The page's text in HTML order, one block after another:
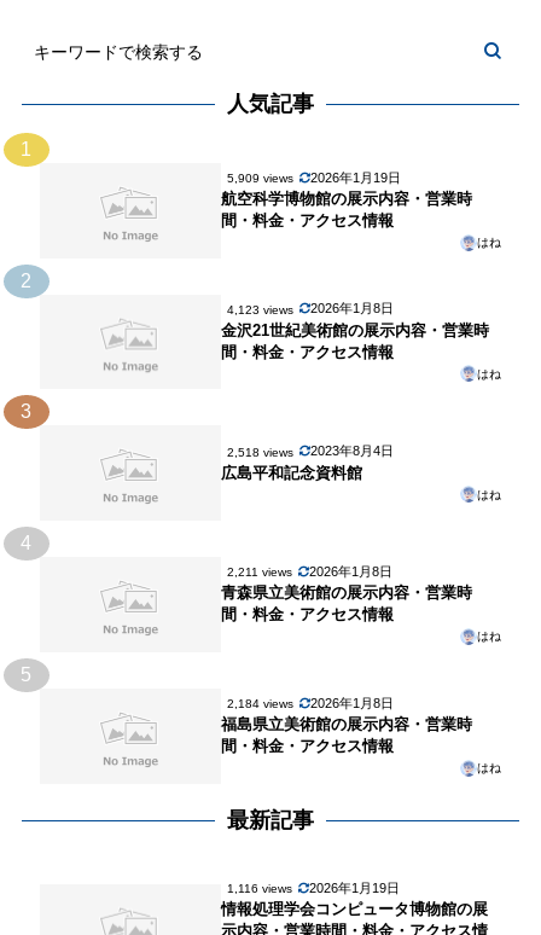
人気記事
1
5,909 views 2026年1月19日
航空科学博物館の展示内容・営業時
間・料金・アクセス情報
はね
2
4,123 views 2026年1月8日
金沢21世紀美術館の展示内容・営業時
間・料金・アクセス情報
はね
3
2,518 views 2023年8月4日
広島平和記念資料館
はね
4
2,211 views 2026年1月8日
青森県立美術館の展示内容・営業時
間・料金・アクセス情報
はね
5
2,184 views 2026年1月8日
福島県立美術館の展示内容・営業時
間・料金・アクセス情報
はね
最新記事
1,116 views 2026年1月19日
情報処理学会コンピュータ博物館の展
示内容・営業時間・料金・アクセス情